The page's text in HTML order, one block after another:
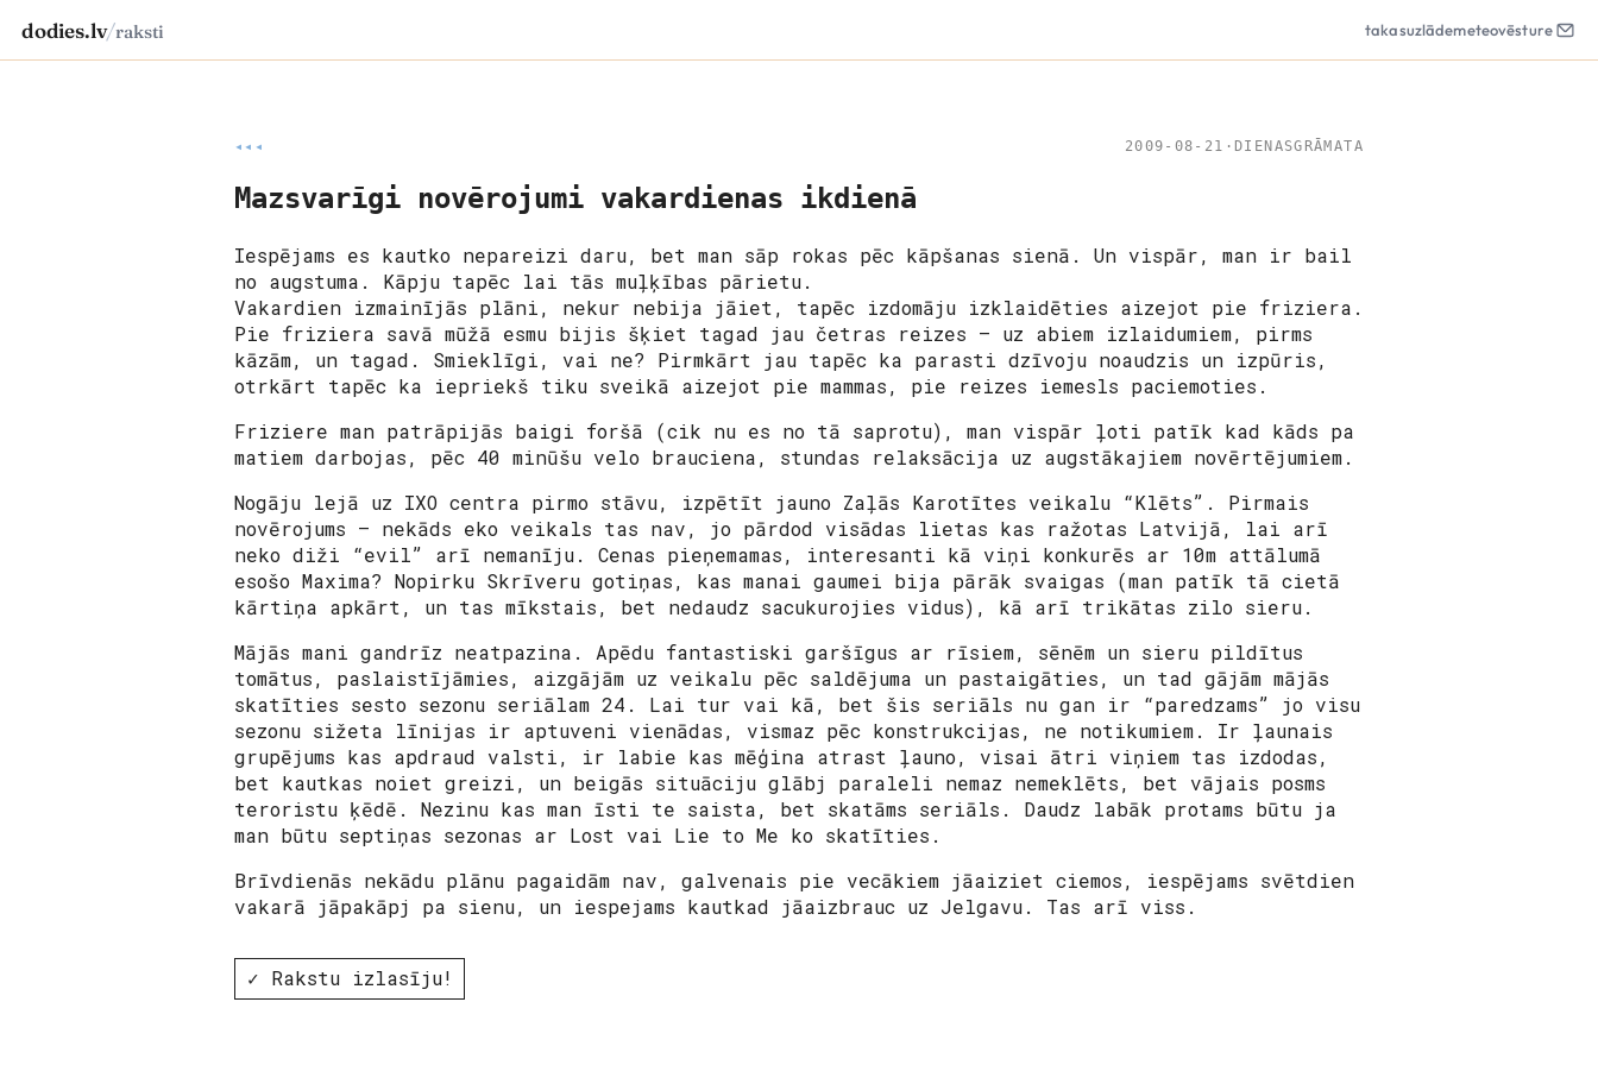
dodies.lv/raksti takasuzlādemeteovēsture
◂◂◂ 2009-08-21 · DIENASGRĀMATA
Mazsvarīgi novērojumi vakardienas ikdienā
Iespējams es kautko nepareizi daru, bet man sāp rokas pēc kāpšanas sienā. Un vispār, man ir bail
no augstuma. Kāpju tapēc lai tās muļķības pārietu.
Vakardien izmainījās plāni, nekur nebija jāiet, tapēc izdomāju izklaidēties aizejot pie friziera.
Pie friziera savā mūžā esmu bijis šķiet tagad jau četras reizes – uz abiem izlaidumiem, pirms
kāzām, un tagad. Smieklīgi, vai ne? Pirmkārt jau tapēc ka parasti dzīvoju noaudzis un izpūris,
otrkārt tapēc ka iepriekš tiku sveikā aizejot pie mammas, pie reizes iemesls paciemoties.
Friziere man patrāpijās baigi foršā (cik nu es no tā saprotu), man vispār ļoti patīk kad kāds pa
matiem darbojas, pēc 40 minūšu velo brauciena, stundas relaksācija uz augstākajiem novērtējumiem.
Nogāju lejā uz IXO centra pirmo stāvu, izpētīt jauno Zaļās Karotītes veikalu “Klēts”. Pirmais
novērojums – nekāds eko veikals tas nav, jo pārdod visādas lietas kas ražotas Latvijā, lai arī
neko diži “evil” arī nemanīju. Cenas pieņemamas, interesanti kā viņi konkurēs ar 10m attālumā
esošo Maxima? Nopirku Skrīveru gotiņas, kas manai gaumei bija pārāk svaigas (man patīk tā cietā
kārtiņa apkārt, un tas mīkstais, bet nedaudz sacukurojies vidus), kā arī trikātas zilo sieru.
Mājās mani gandrīz neatpazina. Apēdu fantastiski garšīgus ar rīsiem, sēnēm un sieru pildītus
tomātus, paslaistījāmies, aizgājām uz veikalu pēc saldējuma un pastaigāties, un tad gājām mājās
skatīties sesto sezonu seriālam 24. Lai tur vai kā, bet šis seriāls nu gan ir “paredzams” jo visu
sezonu sižeta līnijas ir aptuveni vienādas, vismaz pēc konstrukcijas, ne notikumiem. Ir ļaunais
grupējums kas apdraud valsti, ir labie kas mēģina atrast ļauno, visai ātri viņiem tas izdodas,
bet kautkas noiet greizi, un beigās situāciju glābj paraleli nemaz nemeklēts, bet vājais posms
teroristu ķēdē. Nezinu kas man īsti te saista, bet skatāms seriāls. Daudz labāk protams būtu ja
man būtu septiņas sezonas ar Lost vai Lie to Me ko skatīties.
Brīvdienās nekādu plānu pagaidām nav, galvenais pie vecākiem jāaiziet ciemos, iespējams svētdien
vakarā jāpakāpj pa sienu, un iespejams kautkad jāaizbrauc uz Jelgavu. Tas arī viss.
✓ Rakstu izlasīju!